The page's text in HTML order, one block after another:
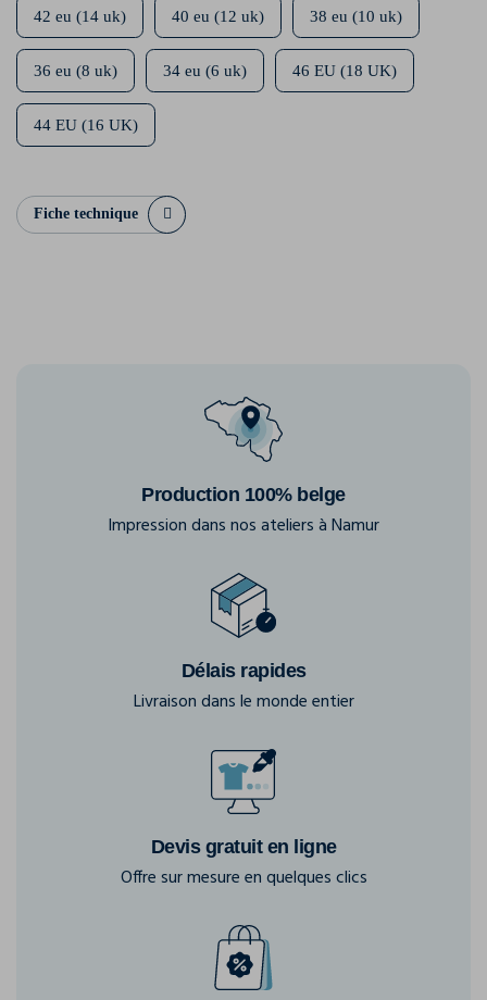
42 eu (14 uk) 40 eu (12 uk) 38 eu (10 uk)
36 eu (8 uk) 34 eu (6 uk) 46 EU (18 UK)
44 EU (16 UK)
Fiche technique
Production 100% belge
Impression dans nos ateliers à Namur
Délais rapides
Livraison dans le monde entier
Devis gratuit en ligne
Offre sur mesure en quelques clics